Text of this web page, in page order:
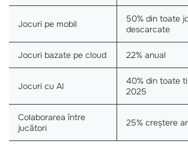
Jocuri pe mobil
50% din toate
descarcate
Jocuri bazate pe cloud 22% anual
Jocuri cu AI
40% din toate
2025
Colaborarea între
jucători
25% creștere